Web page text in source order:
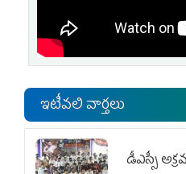
ఇటీవలి వార్తలు
డీఎస్సీ